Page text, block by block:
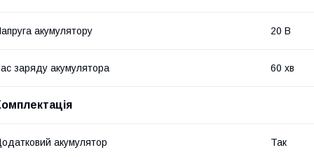
акумулятору 20 В
заряду акумулятора 60 хв
акумулятор Так